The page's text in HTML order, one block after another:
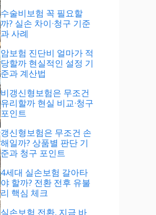
수술비보험 꼭 필요할
까? 실손 차이·청구 기준
과 사례
암보험 진단비 얼마가 적
당할까 현실적인 설정 기
준과 계산법
비갱신형보험은 무조건
유리할까 현실 비교·청구
포인트
갱신형보험은 무조건 손
해일까? 상품별 판단 기
준과 청구 포인트
4세대 실손보험 갈아타
야 할까? 전환 전후 유불
리 핵심 체크
실손보험 전환, 지금 바